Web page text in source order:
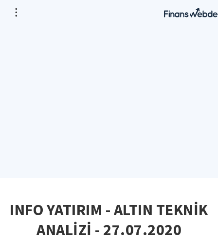
INFO YATIRIM - ALTIN TEKNİK
ANALİZİ - 27.07.2020